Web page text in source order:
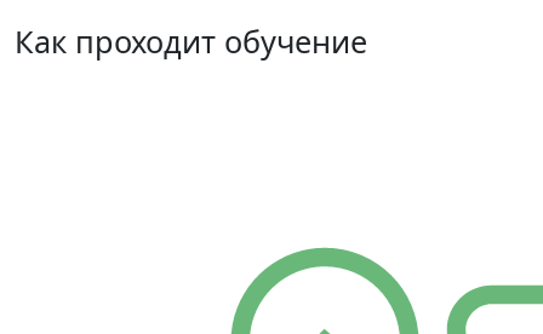
Как проходит обучение